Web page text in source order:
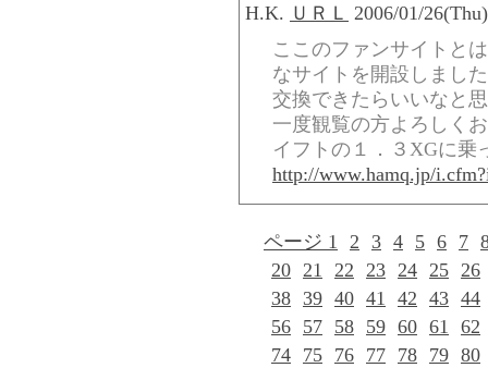
H.K. ＵＲＬ 2006/01/
ここのファンサイトと
なサイトを開設しまし
交換できたらいいなと
一度観覧の方よろしく
イフトの１．３XGに乗
http://www.hamq.jp/
ページ 1 2 3 4 5 6 7
20 21 22 23 24 25 26
38 39 40 41 42 43 44
56 57 58 59 60 61 62
74 75 76 77 78 79 80